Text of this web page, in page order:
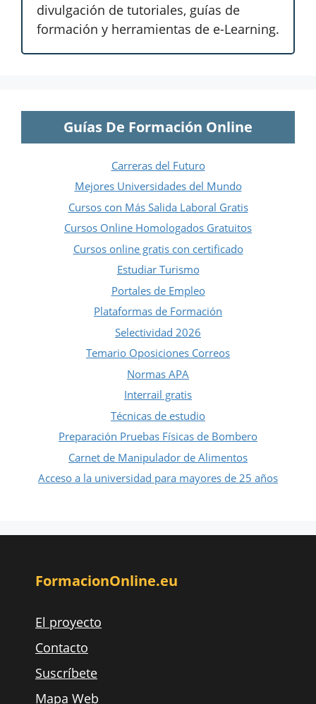
divulgación de tutoriales, guías de
formación y herramientas de e-Learning.
Guías De Formación Online
Carreras del Futuro
Mejores Universidades del Mundo
Cursos con Más Salida Laboral Gratis
Cursos Online Homologados Gratuitos
Cursos online gratis con certificado
Estudiar Turismo
Portales de Empleo
Plataformas de Formación
Selectividad 2026
Temario Oposiciones Correos
Normas APA
Interrail gratis
Técnicas de estudio
Preparación Pruebas Físicas de Bombero
Carnet de Manipulador de Alimentos
Acceso a la universidad para mayores de 25 años
FormacionOnline.eu
El proyecto
Contacto
Suscríbete
Mapa Web